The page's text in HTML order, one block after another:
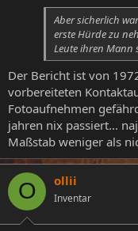
Aber sicherlich
erste Hürde zu
Leute ihren Mann
Der Bericht ist von
vorbereiteten
Fotoaufnehmen
jahren nix passiert...
Maßstab weniger als
O ollii
Inventar